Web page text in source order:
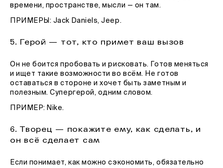
времени, пространстве, мысли — он там.
ПРИМЕРЫ: Jack Daniels, Jeep.
5. Герой — тот, кто примет ваш вызов
Он не боится пробовать и рисковать. Готов меняться
и ищет такие возможности во всём. Не готов
оставаться в стороне и хочет быть заметным и
полезным. Супергерой, одним словом.
ПРИМЕР: Nike.
6. Творец — покажите ему, как сделать, и
он всё сделает сам
Если понимает, как можно сэкономить, обязательно